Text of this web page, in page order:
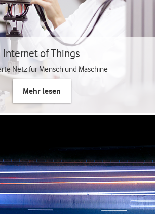
Internet of Things
Netz für Mensch und Maschine
Mehr lesen